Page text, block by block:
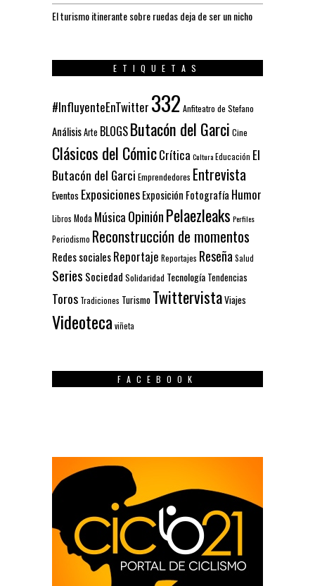
El turismo itinerante sobre ruedas deja de ser un nicho
ETIQUETAS
#InfluyenteEnTwitter 332 Anfiteatro de Stefano
AnálisisArte BLOGSButacón del Garci Cine
Clásicos del CómicCrítica CulturaEducación El
Butacón del Garci Emprendedores Entrevista
Eventos ExposicionesExposición Fotografía Humor
Libros Moda Música OpiniónPelaezleaks Perfiles
Periodismo Reconstrucción de momentos
Redes socialesReportaje Reportajes Reseña Salud
Series Sociedad Solidaridad Tecnología Tendencias
Toros Tradiciones Turismo TwittervistaViajes
Videoteca viñeta
FACEBOOK